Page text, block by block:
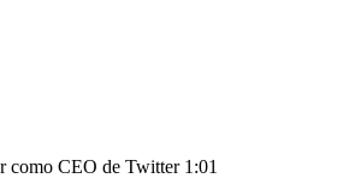
como CEO de Twitter 1:01